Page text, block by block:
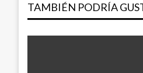
entradas
TAMBIÉN PODRÍA